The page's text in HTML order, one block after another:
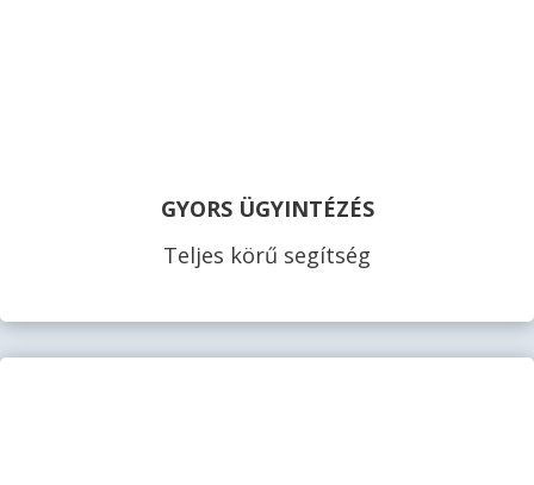
GYORS ÜGYINTÉZÉS
Teljes körű segítség